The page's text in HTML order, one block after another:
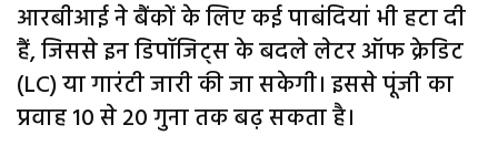
आरबीआई ने बैंकों के लिए कई पाबंदियां भी हटा दी
हैं, जिससे इन डिपॉजिट्स के बदले लेटर ऑफ क्रेडिट
(LC) या गारंटी जारी की जा सकेगी। इससे पूंजी का
प्रवाह 10 से 20 गुना तक बढ़ सकता है।